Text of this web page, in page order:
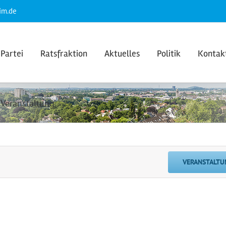
Partei Ratsfraktion Aktuelles Politik